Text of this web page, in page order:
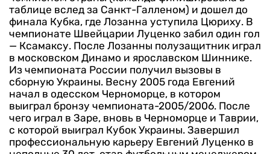
таблице вслед за Санкт-Галленом) и дошел до
финала Кубка, где Лозанна уступила Цюриху. В
чемпионате Швейцарии Луценко забил один гол
— Ксамаксу. После Лозанны полузащитник играл
в московском Динамо и ярославском Шиннике.
Из чемпионата России получил вызовы в
сборную Украины. Весну 2005 года Евгений
начал в одесском Черноморце, в котором
выиграл бронзу чемпионата-2005/2006. После
чего играл в Заре, вновь в Черноморце и Таврии,
с которой выиграл Кубок Украины. Завершил
профессиональную карьеру Евгений Луценко в